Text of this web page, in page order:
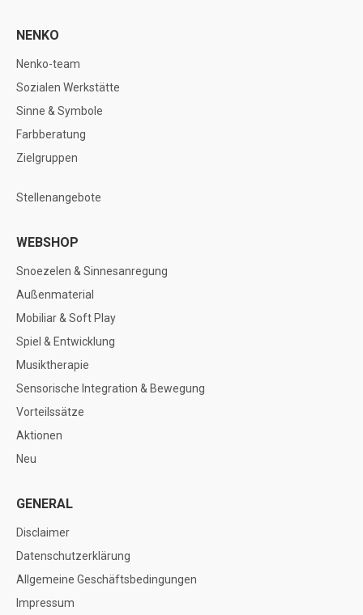
NENKO
Nenko-team
Sozialen Werkstätte
Sinne & Symbole
Farbberatung
Zielgruppen
Stellenangebote
WEBSHOP
Snoezelen & Sinnesanregung
Außenmaterial
Mobiliar & Soft Play
Spiel & Entwicklung
Musiktherapie
Sensorische Integration & Bewegung
Vorteilssätze
Aktionen
Neu
GENERAL
Disclaimer
Datenschutzerklärung
Allgemeine Geschäftsbedingungen
Impressum